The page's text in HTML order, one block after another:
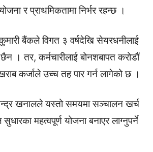
र प्राथमिकतामा निर्भर रहन्छ ।
कुमारी बैंकले विगत ३ वर्षदेखि सेयरधनीलाई
। तर, कर्मचारीलाई बोनशबापत करोडौं
कर्जाले उच्च तह पार गर्न लागेको छ ।
खनालले यस्तो समयमा सञ्चालन खर्च
महत्वपूर्ण योजना बनाएर लाग्नुपर्ने